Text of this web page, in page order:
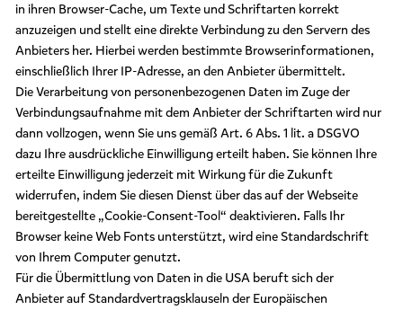
in ihren Browser-Cache, um Texte und Schriftarten korrekt
anzuzeigen und stellt eine direkte Verbindung zu den Servern des
Anbieters her. Hierbei werden bestimmte Browserinformationen,
einschließlich Ihrer IP-Adresse, an den Anbieter übermittelt.
Die Verarbeitung von personenbezogenen Daten im Zuge der
Verbindungsaufnahme mit dem Anbieter der Schriftarten wird nur
dann vollzogen, wenn Sie uns gemäß Art. 6 Abs. 1 lit. a DSGVO
dazu Ihre ausdrückliche Einwilligung erteilt haben. Sie können Ihre
erteilte Einwilligung jederzeit mit Wirkung für die Zukunft
widerrufen, indem Sie diesen Dienst über das auf der Webseite
bereitgestellte „Cookie-Consent-Tool“ deaktivieren. Falls Ihr
Browser keine Web Fonts unterstützt, wird eine Standardschrift
von Ihrem Computer genutzt.
Für die Übermittlung von Daten in die USA beruft sich der
Anbieter auf Standardvertragsklauseln der Europäischen